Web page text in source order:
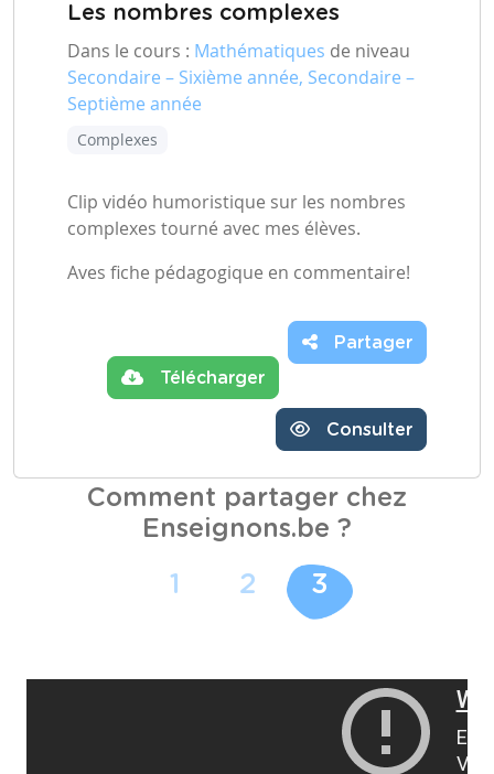
Les nombres complexes
Dans le cours : Mathématiques de niveau
Secondaire – Sixième année, Secondaire –
Septième année
Complexes
Clip vidéo humoristique sur les nombres
complexes tourné avec mes élèves.
Aves fiche pédagogique en commentaire!
Télécharger
Partager
Consulter
Comment partager chez
Enseignons.be ?
1 2 3